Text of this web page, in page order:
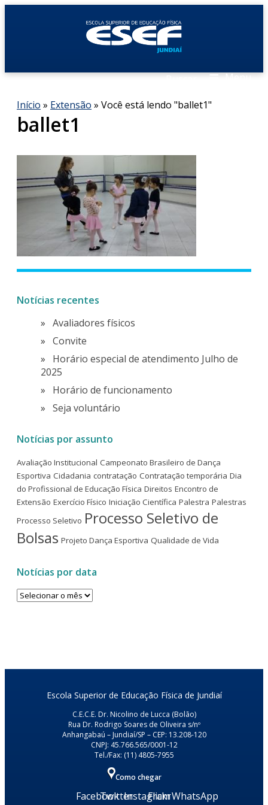
≡ Menu
Início » Extensão » Você está lendo "ballet1"
ballet1
Notícias recentes
Avaliadores físicos
Convite
Horário especial de atendimento Julho de
2025
Horário de funcionamento
Seja voluntário
Notícias por assunto
Avaliação Institucional Campeonato Brasileiro de Dança
Esportiva Cidadania contratação Contratação temporária Dia
do Profissional de Educação Física Direitos Encontro de
Extensão Exercício Físico Iniciação Científica Palestra Palestras
Processo Seletivo Processo Seletivo de
Bolsas Projeto Dança Esportiva Qualidade de Vida
Notícias por data
Notícias
Escola Superior de Educação Física de Jundiaí
C.E.C.E. Dr. Nicolino de Lucca (Bolão)
Rua Dr. Rodrigo Soares de Oliveira s/nº
Anhangabaú – Jundiaí/SP – CEP: 13.208-120
CNPJ: 45.766.565/0001-12
Tel./Fax: (11) 4805-7955
Como chegar
Facebook
TwitterInstagram
FlickrWhatsApp